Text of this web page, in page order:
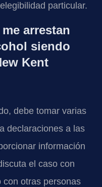
particular.
arrestan
siendo
Kent
debe tomar varias
declaraciones a las
información
el caso con
con otras personas